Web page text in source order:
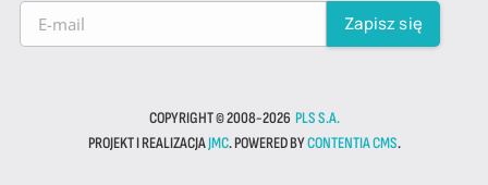
COPYRIGHT © 2008-2026 PLS S.A.
PROJEKT I REALIZACJAJMC. POWERED BYCONTENTIA CMS.